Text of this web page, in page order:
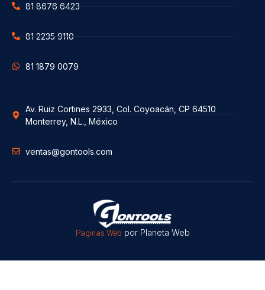
81 8676 6423
81 2235 9110
81 1879 0079
Av. Ruiz Cortines 2933, Col. Coyoacán, CP 64510
Monterrey, N.L., México
ventas@gontools.com
Paginas Web por Planeta Web